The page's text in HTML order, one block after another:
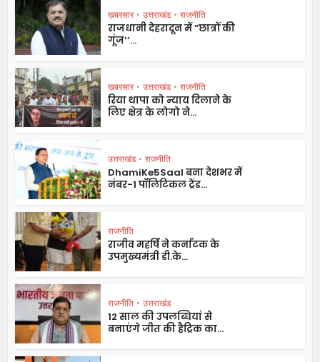
ख़बरसार • उत्तराखंड • राजनीति
राजधानी देहरादून में ”छात्रों की
गूंज’’...
ख़बरसार • उत्तराखंड • राजनीति
रिया थापा को न्याय दिलाने के
लिए क्षेत्र के लोगो ने...
उत्तराखंड • राजनीति
DhamiKe5Saal बना देशभर में
नंबर-1 पॉलिटिकल ट्रेंड...
राजनीति
राजीव महर्षि ने कर्नाटक के
उपमुख्यमंत्री डी.के...
राजनीति • उत्तराखंड
12 साल की उपलब्धियां से
बनाएंगे जीत की हैट्रिक का...